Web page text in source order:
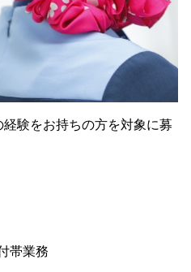
験をお持ちの方を対象に募
帯業務